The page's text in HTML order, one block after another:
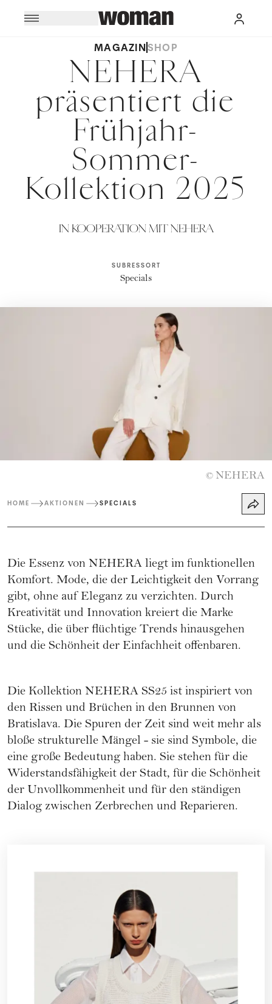
MAGAZINSHOP
NEHERA
präsentiert die
Frühjahr-
Sommer-
Kollektion 2025
IN KOOPERATION MIT NEHERA
SUBRESSORT
Specials
© NEHERA
HOME AKTIONEN SPECIALS
Die Essenz von NEHERA liegt im funktionellen
Komfort. Mode, die der Leichtigkeit den Vorrang
gibt, ohne auf Eleganz zu verzichten. Durch
Kreativität und Innovation kreiert die Marke
Stücke, die über flüchtige Trends hinausgehen
und die Schönheit der Einfachheit offenbaren.
Die Kollektion NEHERA SS25 ist inspiriert von
den Rissen und Brüchen in den Brunnen von
Bratislava. Die Spuren der Zeit sind weit mehr als
bloße strukturelle Mängel - sie sind Symbole, die
eine große Bedeutung haben. Sie stehen für die
Widerstandsfähigkeit der Stadt, für die Schönheit
der Unvollkommenheit und für den ständigen
Dialog zwischen Zerbrechen und Reparieren.